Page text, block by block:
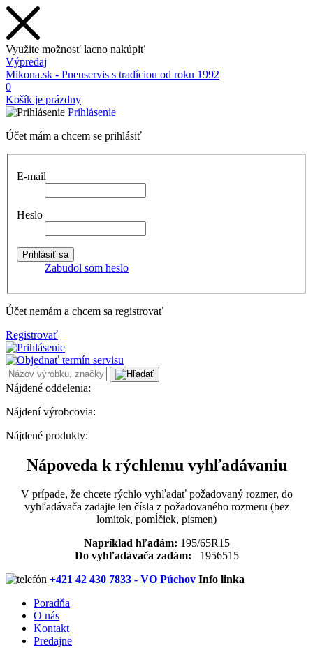
Využite možnosť lacno nakúpiť
Výpredaj
Mikona.sk - Pneuservis s tradíciou od roku 1992
0
Košík je prázdny
Prihlásenie
Účet mám a chcem se prihlásiť
E-mail
Heslo
Zabudol som heslo
Účet nemám a chcem sa registrovať
Registrovať
Nájdené oddelenia:
Nájdení výrobcovia:
Nájdené produkty:
Nápoveda k rýchlemu vyhľadávaniu
V prípade, že chcete rýchlo vyhľadať požadovaný rozmer, do
vyhľadávača zadajte len čísla z požadovaného rozmeru (bez
lomítok, pomĺčiek, písmen)
Napríklad hľadám: 195/65R15
Do vyhľadávača zadám: 1956515
+421 42 430 7833 - VO Púchov Info linka
Poradňa
O nás
Kontakt
Predajne